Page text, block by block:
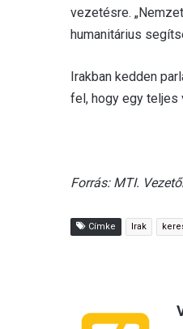
vezetésre.
humanitárius
Irakban kedden
fel, hogy egy teljes
Forrás: MTI.
Címke Irak